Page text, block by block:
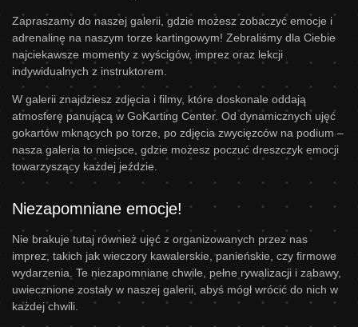
Zapraszamy do naszej galerii, gdzie możesz zobaczyć emocje i
adrenalinę na naszym torze kartingowym! Zebraliśmy dla Ciebie
najciekawsze momenty z wyścigów, imprez oraz lekcji
indywidualnych z instruktorem.
W galerii znajdziesz zdjęcia i filmy, które doskonale oddają
atmosferę panującą w GoKarting Center. Od dynamicznych ujęć
gokartów mknących po torze, po zdjęcia zwycięzców na podium –
nasza galeria to miejsce, gdzie możesz poczuć dreszczyk emocji
towarzyszący każdej jeździe.
Niezapomniane emocje!
Nie brakuje tutaj również ujęć z organizowanych przez nas
imprez, takich jak wieczory kawalerskie, panieńskie, czy firmowe
wydarzenia. Te niezapomniane chwile, pełne rywalizacji i zabawy,
uwiecznione zostały w naszej galerii, abyś mógł wrócić do nich w
każdej chwili.